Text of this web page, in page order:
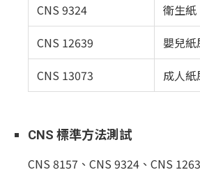
CNS 9324
衛生紙
CNS 12639
嬰兒紙
CNS 13073
成人紙
CNS 標準方法測試
CNS 8157、CNS 9324、CNS